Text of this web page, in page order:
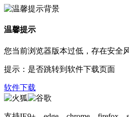
温馨提示
您当前浏览器版本过低，存在安全
提示：是否跳转到软件下载页面
软件下载